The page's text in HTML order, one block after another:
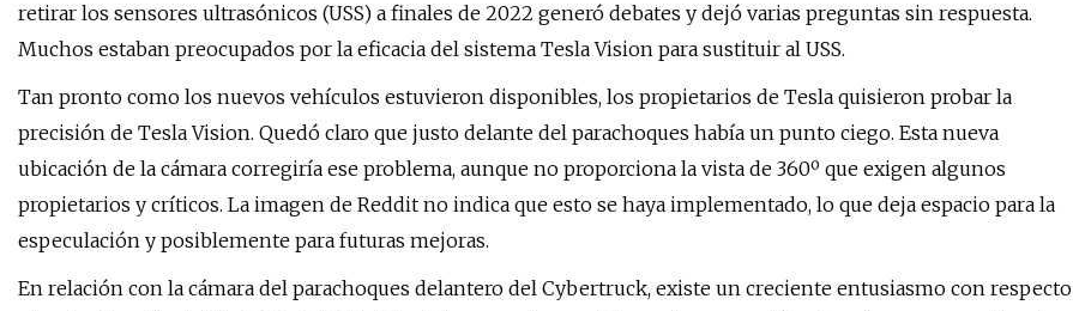
retirar los sensores ultrasónicos (USS) a finales de 2022 generó debates y dejó varias preguntas sin respuesta.
Muchos estaban preocupados por la eficacia del sistema Tesla Vision para sustituir al USS.
Tan pronto como los nuevos vehículos estuvieron disponibles, los propietarios de Tesla quisieron probar la
precisión de Tesla Vision. Quedó claro que justo delante del parachoques había un punto ciego. Esta nueva
ubicación de la cámara corregiría ese problema, aunque no proporciona la vista de 360º que exigen algunos
propietarios y críticos. La imagen de Reddit no indica que esto se haya implementado, lo que deja espacio para la
especulación y posiblemente para futuras mejoras.
En relación con la cámara del parachoques delantero del Cybertruck, existe un creciente entusiasmo con respecto